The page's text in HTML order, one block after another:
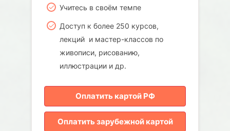
Учитесь в своём темпе
Доступ к более 250 курсов,
лекций и мастер-классов по
живописи, рисованию,
иллюстрации и др.
Оплатить картой РФ
Оплатить зарубежной картой